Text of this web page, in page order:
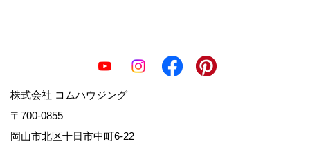
株式会社 コムハウジング
〒700-0855
岡山市北区十日市中町6-22